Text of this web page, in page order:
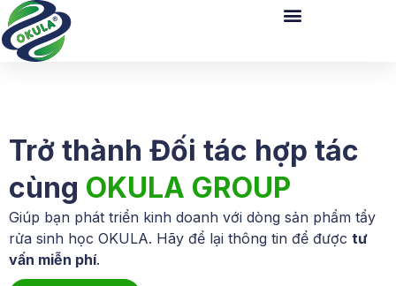
Trở thành Đối tác hợp tác
cùng OKULA GROUP
Giúp bạn phát triển kinh doanh với dòng sản phẩm tẩy
rửa sinh học OKULA. Hãy để lại thông tin để được tư
vấn miễn phí.